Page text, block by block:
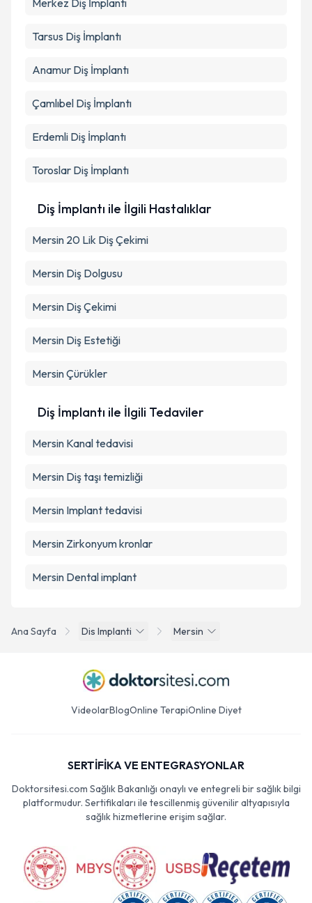
Ana Sayfa Dis Implanti Mersin
Merkez Diş İmplantı
Tarsus Diş İmplantı
Anamur Diş İmplantı
Çamlıbel Diş İmplantı
Erdemli Diş İmplantı
Toroslar Diş İmplantı
Diş İmplantı ile İlgili Hastalıklar
Mersin 20 Lik Diş Çekimi
Mersin Diş Dolgusu
Mersin Diş Çekimi
Mersin Diş Estetiği
Mersin Çürükler
Diş İmplantı ile İlgili Tedaviler
Mersin Kanal tedavisi
Mersin Diş taşı temizliği
Mersin Implant tedavisi
Mersin Zirkonyum kronlar
Mersin Dental implant
VideolarBlogOnline TerapiOnline Diyet
SERTİFİKA VE ENTEGRASYONLAR
Doktorsitesi.com Sağlık Bakanlığı onaylı ve entegreli bir sağlık bilgi
platformudur. Sertifikaları ile tescillenmiş güvenilir altyapısıyla
sağlık hizmetlerine erişim sağlar.